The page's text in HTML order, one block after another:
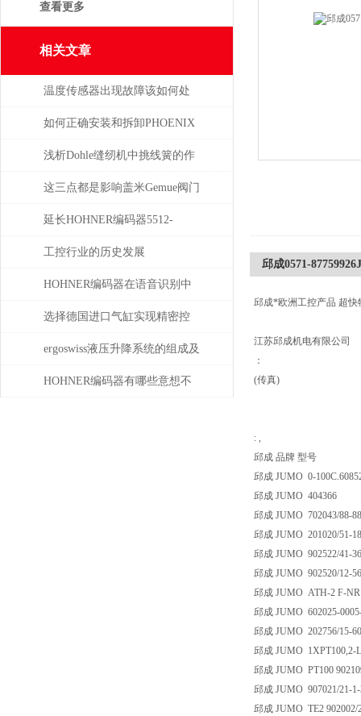
查看更多
相关文章
温度传感器出现故障该如何处
理
如何正确安装和拆卸PHOENIX
菲尼克斯连接器？
浅析Dohle缝纫机中挑线簧的作
用
这三点都是影响盖米Gemue阀门
价格的主要因素
延长HOHNER编码器5512-
05FR-0800使用寿命的保养秘诀
工控行业的历史发展
HOHNER编码器在语音识别中
有什么应用
选择德国进口气缸实现精密控
制和动力传输
ergoswiss液压升降系统的组成及
其作用
HOHNER编码器有哪些意想不
邱成0571-
邱成*欧洲工控产品 超
江苏邱成机电有限公司
：
(传真)
: ,
邱成 品牌 型号
邱成 JUMO 0-
邱成 JUMO 404366
邱成 JUMO 702043/88-
邱成 JUMO 201020/51-
邱成 JUMO 902522/41-
邱成 JUMO 902520/12-
邱成 JUMO ATH-2 F-
邱成 JUMO 602025-
邱成 JUMO 202756/15-
邱成 JUMO 1XPT100,2-
邱成 JUMO PT100
邱成 JUMO 907021/21-1-
邱成 JUMO TE2 902002/